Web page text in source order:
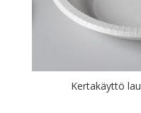
Kertakäyttö